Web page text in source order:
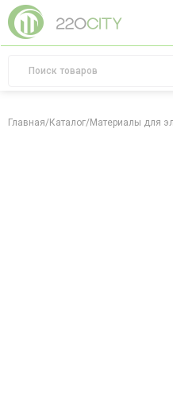
Главная/Каталог/Материалы для